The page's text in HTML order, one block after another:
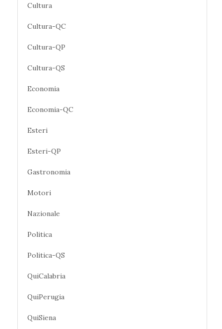
Cultura
Cultura-QC
Cultura-QP
Cultura-QS
Economia
Economia-QC
Esteri
Esteri-QP
Gastronomia
Motori
Nazionale
Politica
Politica-QS
QuiCalabria
QuiPerugia
QuiSiena